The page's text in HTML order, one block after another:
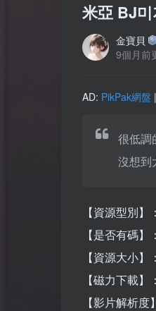
米亞 BJ
金寶貝
9個月前
AD: PikPak網盤 |
很低
沒想
【資源型別
【是否有碼
【資源大小
【磁力下載
【影片解析